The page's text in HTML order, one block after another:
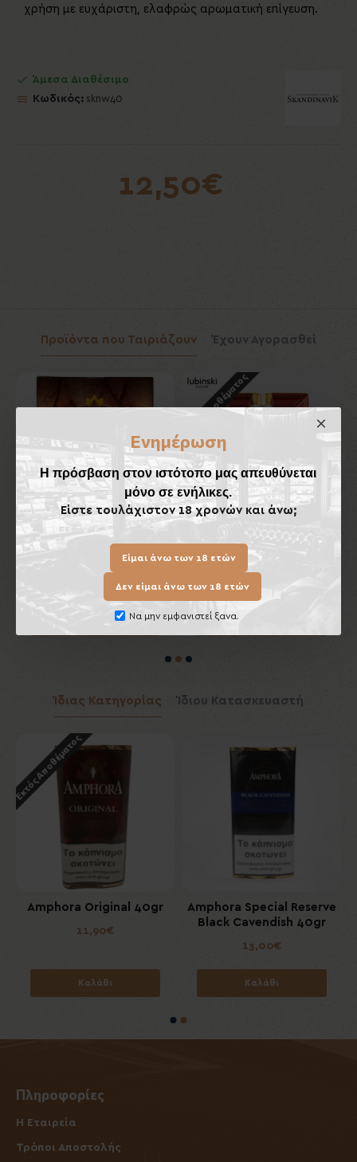
Ενημέρωση
Η πρόσβαση στον ιστότοπο μας απευθύνεται
μόνο σε ενήλικες.
Είστε τουλάχιστον 18 χρονών και άνω;
Είμαι άνω των 18 ετών
Δεν είμαι άνω των 18 ετών
Να μην εμφανιστεί ξανα.
χρήση με ευχάριστη, ελαφρώς αρωματική επίγευση.
12,50€
Άμεσα Διαθέσιμο
Κωδικός: sknw40
Προϊόντα που Ταιριάζουν Έχουν Αγορασθεί
Toscanello Giallo
7,70€
Εκτός Αποθέματος
Κεραμικό Τασάκι Πούρων
Lubinski
70,00€
Ίδιας Κατηγορίας Ίδιου Κατασκευαστή
Εκτός Αποθέματος
Amphora Original 40gr
11,90€
Καλάθι
Amphora Special Reserve
Black Cavendish 40gr
13,00€
Καλάθι
Πληροφορίες
Η Εταιρεία
Τρόποι Αποστολής